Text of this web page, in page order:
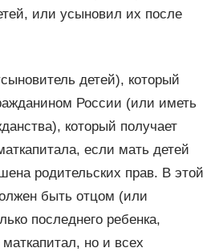
или усыновил их после
детей), который
России (или иметь
который получает
если мать детей
родительских прав. В этой
быть отцом (или
последнего ребенка,
но и всех